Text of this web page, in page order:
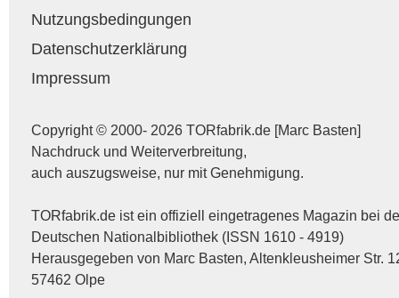
Nutzungsbedingungen
Datenschutzerklärung
Impressum
Copyright © 2000- 2026 TORfabrik.de [Marc Basten]
Nachdruck und Weiterverbreitung,
auch auszugsweise, nur mit Genehmigung.
TORfabrik.de ist ein offiziell eingetragenes Magazin bei
Deutschen Nationalbibliothek (ISSN 1610 - 4919)
Herausgegeben von Marc Basten, Altenkleusheimer Str.
57462 Olpe